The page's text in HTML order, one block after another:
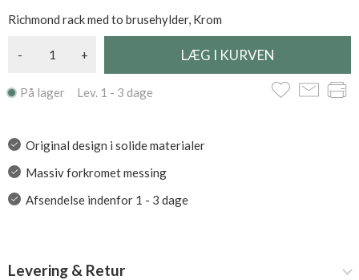
Richmond rack med to brusehylder, Krom
- +
På lager Lev. 1 - 3 dage
Original design i solide materialer
Massiv forkromet messing
Afsendelse indenfor 1 - 3 dage
Levering & Retur